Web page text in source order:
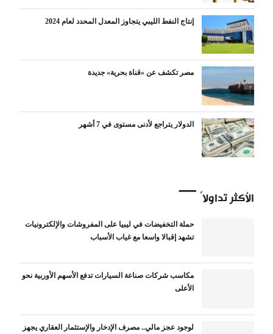
إنتاج النفط الليبي يتجاوز المعدل المحدد لعام 2024
مصر تكشف عن «قناة بحرية» جديدة
الدولار يتراجع لأدنى مستوى في 7 أشهر
الأكثر تداولاً
حملة التخفيضات في ليبيا على المفروشات والإلكترونيات
تشهد إقبالا واسعا مع غياب الأسباب
مكاسب شركات صناعة السيارات تدفع الأسهم الأوربية نحو
الأعلى
لوجود عجز مالي.. مصرف الإدخار والإستثمار العقاري يجهز